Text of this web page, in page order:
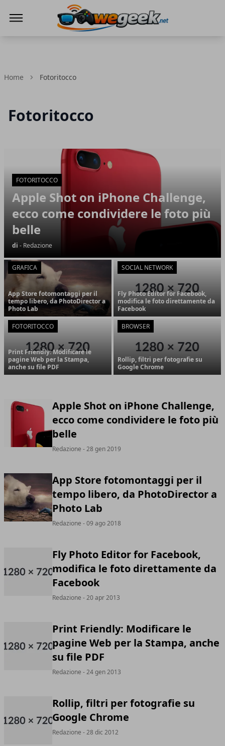
Home Fotoritocco
Fotoritocco
Articoli in Evidenza
FOTORITOCCO
Apple Shot on iPhone Challenge,
ecco come condividere le foto più
belle
di - Redazione
GRAFICA
App Store fotomontaggi per il
tempo libero, da PhotoDirector a
Photo Lab
SOCIAL NETWORK
Fly Photo Editor for Facebook,
modifica le foto direttamente da
Facebook
FOTORITOCCO
Print Friendly: Modificare le
pagine Web per la Stampa,
anche su file PDF
BROWSER
Rollip, filtri per fotografie su
Google Chrome
Apple Shot on iPhone Challenge,
ecco come condividere le foto più
belle
Redazione - 28 gen 2019
App Store fotomontaggi per il
tempo libero, da PhotoDirector a
Photo Lab
Redazione - 09 ago 2018
Fly Photo Editor for Facebook,
modifica le foto direttamente da
Facebook
Redazione - 20 apr 2013
Print Friendly: Modificare le
pagine Web per la Stampa, anche
su file PDF
Redazione - 24 gen 2013
Rollip, filtri per fotografie su
Google Chrome
Redazione - 28 dic 2012